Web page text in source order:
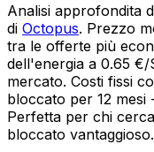
Analisi approfondita
di Octopus. Prezzo
tra le offerte più
dell'energia a 0.65
mercato. Costi fissi
bloccato per 12 mesi
Perfetta per chi
bloccato vantaggioso.